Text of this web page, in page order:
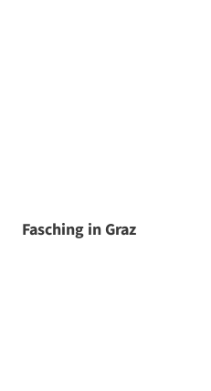
Fasching in Graz